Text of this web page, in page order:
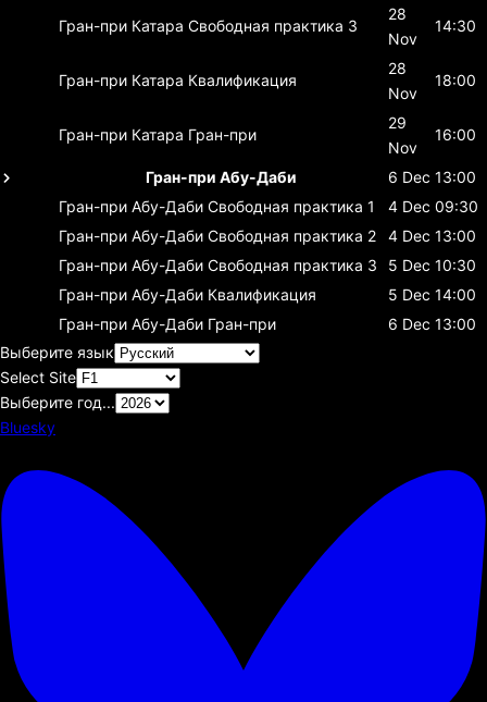
Гран-при Катара Свободная практика 3
28
Nov
14:30
Гран-при Катара Квалификация
28
Nov
18:00
Гран-при Катара Гран-при
29
Nov
16:00
Гран-при Абу-Даби 6 Dec 13:00
Гран-при Абу-Даби Свободная практика 1 4 Dec 09:30
Гран-при Абу-Даби Свободная практика 2 4 Dec 13:00
Гран-при Абу-Даби Свободная практика 3 5 Dec 10:30
Гран-при Абу-Даби Квалификация 5 Dec 14:00
Гран-при Абу-Даби Гран-при 6 Dec 13:00
Выберите язык
Select Site
Выберите год...
Bluesky